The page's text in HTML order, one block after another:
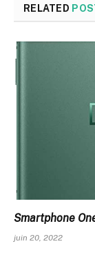
RELATED
Smartphone
juin 20, 2022